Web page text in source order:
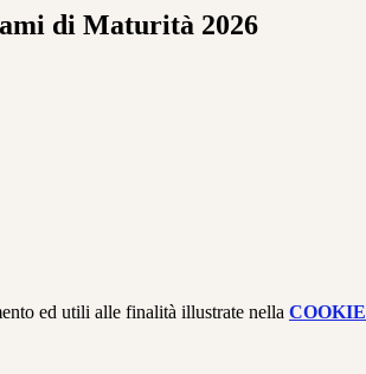
di Maturità 2026
ed utili alle finalità illustrate nella